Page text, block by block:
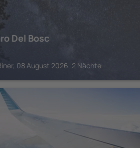
Del Bosc
08 August 2026, 2 Nächte